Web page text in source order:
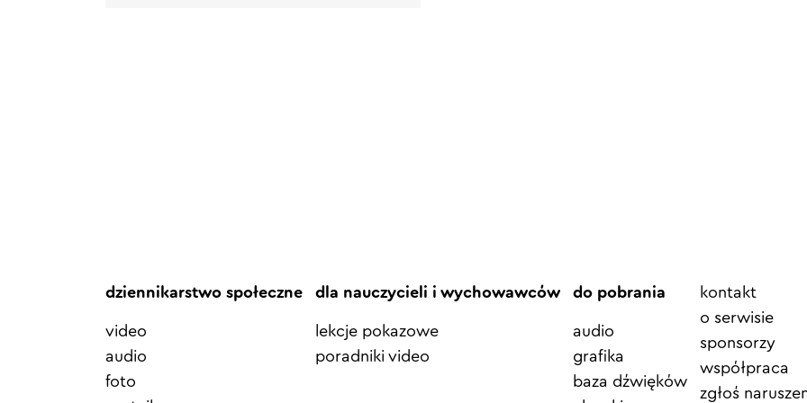
dziennikarstwo społeczne
video
audio
foto
dla nauczycieli i wychowawców
lekcje pokazowe
poradniki video
do pobrania
audio
grafika
baza dźwięków
Element
menu
kontakt
o serwisie
sponsorzy
współpraca
zgłoś